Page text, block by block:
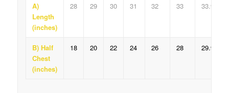
A)
Length
(inches)
28 29 30 31 32 33 33.9
B) Half
Chest
(inches)
18 20 22 24 26 28 29.9